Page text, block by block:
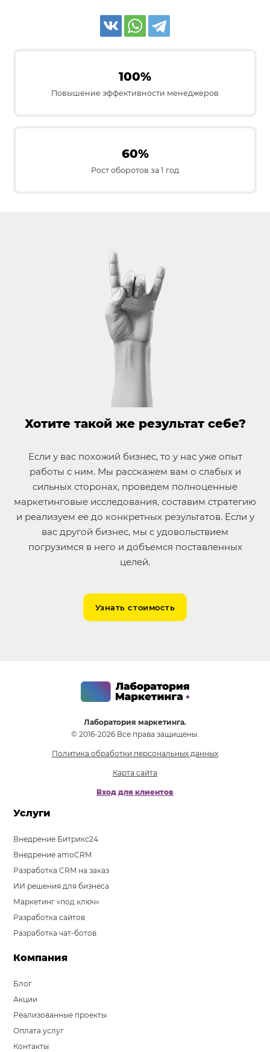
100%
Повышение эффективности менеджеров
60%
Рост оборотов за 1 год
Хотите такой же результат себе?
Если у вас похожий бизнес, то у нас уже опыт
работы с ним. Мы расскажем вам о слабых и
сильных сторонах, проведем полноценные
маркетинговые исследования, составим стратегию
и реализуем ее до конкретных результатов. Если у
вас другой бизнес, мы с удовольствием
погрузимся в него и добъемся поставленных
целей.
Узнать стоимость
Лаборатория маркетинга.
© 2016-2026 Все права защищены.
Политика обработки персональных данных
Карта сайта
Вход для клиентов
Услуги
Внедрение Битрикс24
Внедрение amoCRM
Разработка CRM на заказ
ИИ решения для бизнеса
Маркетинг «под ключ»
Разработка сайтов
Разработка чат-ботов
Компания
Блог
Акции
Реализованные проекты
Оплата услуг
Контакты